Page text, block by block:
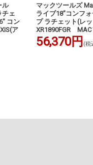
ル
チェ
コン
ア
マックツールズ
ライブ18"コンフ
プ ラチェット(レ
XR1890FGR MAC
56,370円 (税